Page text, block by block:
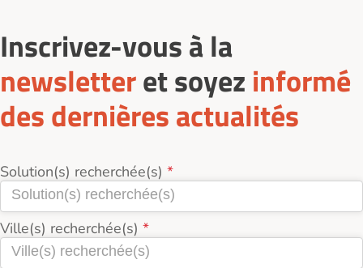
Inscrivez-vous à la
newsletteret soyez informé
des dernières actualités
Solution(s) recherchée(s)
Ville(s) recherchée(s)